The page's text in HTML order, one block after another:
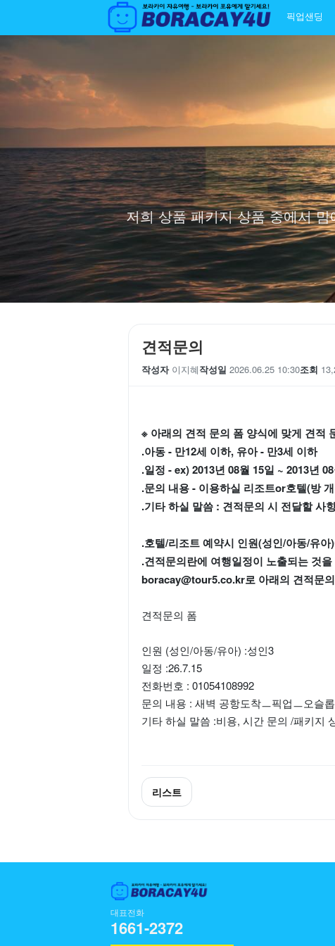
픽업샌딩
저희 상품 패키지 상품 중에서
견적문의
작성자이지혜작성일 2026.06.25 10:30조회
※ 아래의 견적 문의 폼 양식에 맞게 견적
.아동 - 만12세 이하, 유아 - 만3세 이하
.일정 - ex) 2013년 08월 15일 ~ 2013년
.문의 내용 - 이용하실 리조트or호텔(방
.기타 하실 말씀 : 견적문의 시 전달할 사
.호텔/리조트 예약시 인원(성인/아동/유
.견적문의란에 여행일정이 노출되는 것
boracay@tour5.co.kr로 아래의 견적문
견적문의 폼
인원 (성인/아동/유아) :성인3
일정 :26.7.15
전화번호 : 01054108992
문의 내용 : 새벽 공항도착ㅡ픽업ㅡ오슬
기타 하실 말씀 :비용, 시간 문의 /패키지
리스트
대표전화
1661-2372